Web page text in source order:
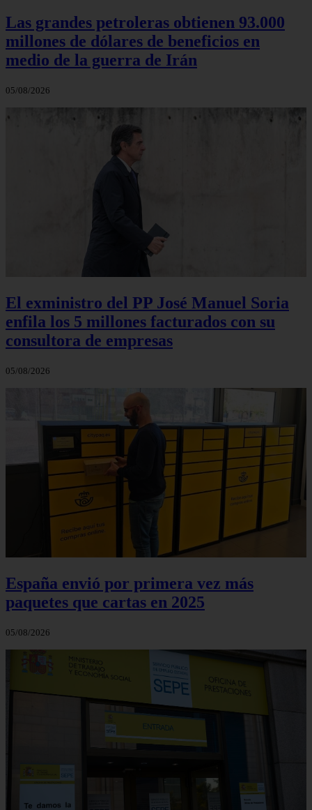
Las grandes petroleras obtienen 93.000
millones de dólares de beneficios en
medio de la guerra de Irán
05/08/2026
El exministro del PP José Manuel Soria
enfila los 5 millones facturados con su
consultora de empresas
05/08/2026
España envió por primera vez más
paquetes que cartas en 2025
05/08/2026